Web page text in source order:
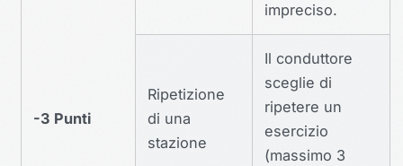
-3 Punti
impreciso.
Ripetizione
di una
stazione
Il conduttore
sceglie di
ripetere un
esercizio
(massimo 3